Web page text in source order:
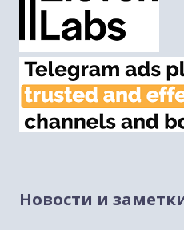
Новости и
Михаэль Бен Ари о